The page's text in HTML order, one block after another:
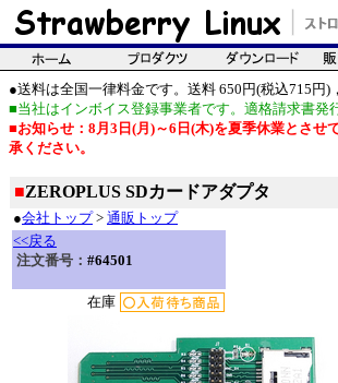
●送料は全国一律料金です。送料 650円(税込715円)
■当社はインボイス登録事業者です。適格請求書
■お知らせ：8月3日(月)～6日(木)を夏季休業とさせ
承ください。
■ZEROPLUS SDカードアダプタ
●会社トップ> 通販トップ
<<戻る
注文番号： #64501
在庫